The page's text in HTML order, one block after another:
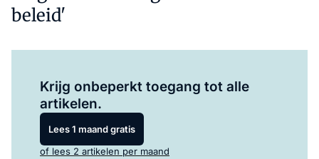
beleid'
Krijg onbeperkt toegang tot alle
artikelen.
Lees 1 maand gratis
of lees 2 artikelen per maand